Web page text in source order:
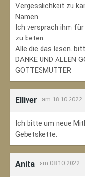
Vergesslichkeit zu
Namen.
Ich versprach ihm
zu beten.
Alle die das lesen,
DANKE UND ALLEN
GOTTESMUTTER
Elliver am 18.10.2022
Ich bitte um neue
Gebetskette.
Anita am 08.10.2022